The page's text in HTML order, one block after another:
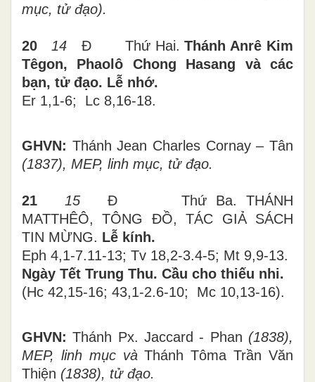
mục, tử đạo).
20 14 Đ Thứ Hai.Thánh Anrê Kim
Têgon, Phaolô Chong Hasang và các
bạn, tử đạo. Lễ nhớ.
Er 1,1-6; Lc 8,16-18.
GHVN: Thánh Jean Charles Cornay – Tân
(1837), MEP, linh mục, tử đạo.
21 15 Đ Thứ Ba. THÁNH
MATTHÊÔ, TÔNG ĐỒ, TÁC GIẢ SÁCH
TIN MỪNG. Lễ kính.
Eph 4,1-7.11-13; Tv 18,2-3.4-5; Mt 9,9-13.
Ngày Tết Trung Thu. Cầu cho thiếu nhi.
(Hc 42,15-16; 43,1-2.6-10; Mc 10,13-16).
GHVN:Thánh Px. Jaccard - Phan (1838),
MEP, linh mục vàThánh Tôma Trần Văn
Thiện (1838), tử đạo.